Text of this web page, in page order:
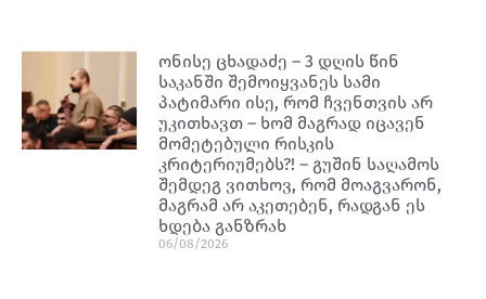
ონისე ცხადაძე – 3 დღის წინ
საკანში შემოიყვანეს სამი
პატიმარი ისე, რომ ჩვენთვის არ
უკითხავთ – ხომ მაგრად იცავენ
მომეტებული რისკის
კრიტერიუმებს?! – გუშინ საღამოს
შემდეგ ვითხოვ, რომ მოაგვარონ,
მაგრამ არ აკეთებენ, რადგან ეს
ხდება განზრახ
06/08/2026